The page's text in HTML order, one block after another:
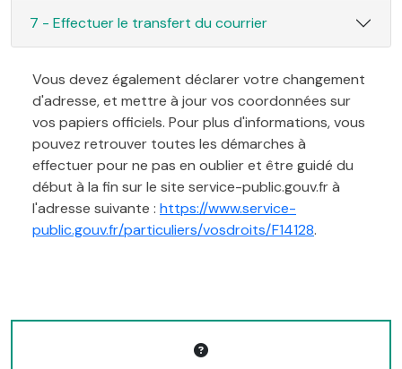
7 - Effectuer le transfert du courrier
Vous devez également déclarer votre changement
d'adresse, et mettre à jour vos coordonnées sur
vos papiers officiels. Pour plus d'informations, vous
pouvez retrouver toutes les démarches à
effectuer pour ne pas en oublier et être guidé du
début à la fin sur le site service-public.gouv.fr à
l'adresse suivante : https://www.service-
public.gouv.fr/particuliers/vosdroits/F14128.